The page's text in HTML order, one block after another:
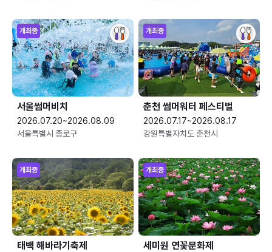
개최중
서울썸머비치
2026.07.20~2026.08.09
서울특별시 종로구
개최중
춘천 썸머워터 페스티벌
2026.07.17~2026.08.17
강원특별자치도 춘천시
개최중
태백 해바라기축제
개최중
세미원 연꽃문화제